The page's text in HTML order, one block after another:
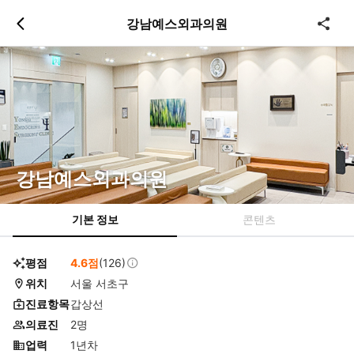
강남예스외과의원
강남예스외과의원
기본 정보 콘텐츠
평점 4.6점(126)
위치
서울 서초구
진료항목갑상선
의료진
2명
업력
1년차